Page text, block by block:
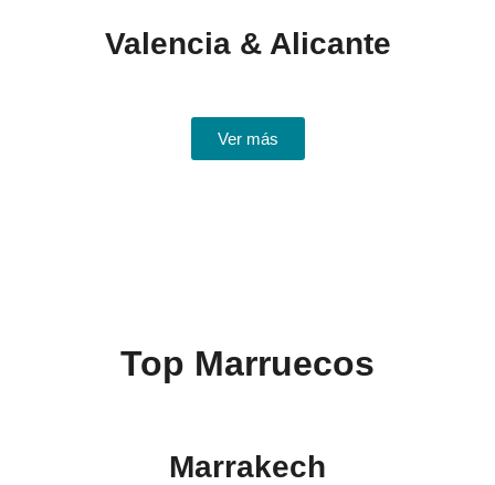
Valencia & Alicante
Ver más
Top Marruecos
Marrakech